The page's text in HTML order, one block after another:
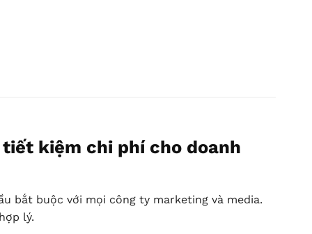
kiệm chi phí cho doanh
bắt buộc với mọi công ty marketing và media.
lý.